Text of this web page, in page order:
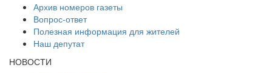
Архив номеров газеты
Вопрос-ответ
Полезная информация для жителей
Наш депутат
НОВОСТИ